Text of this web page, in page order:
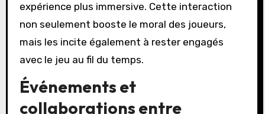
expérience plus immersive. Cette interaction
non seulement booste le moral des joueurs,
mais les incite également à rester engagés
avec le jeu au fil du temps.
Événements et
collaborations entre